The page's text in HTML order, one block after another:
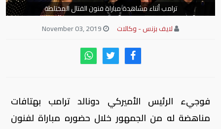
ترامب أثناء مشاهدة مباراة فنون القتال المختلطة
لايف بزنس - وكالات
فوجيء الرئيس الأميركي دونالد ترامب بهتافات
مناهضة له من الجمهور خلال حضوره مباراة لفنون